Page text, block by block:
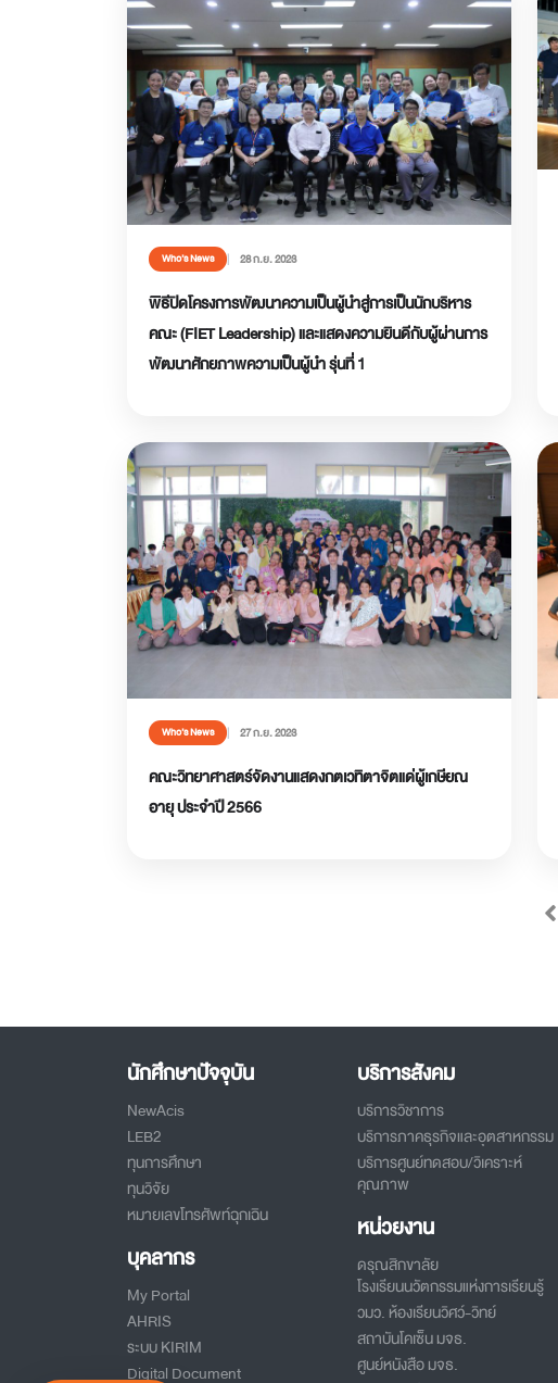
Who’s News 28 ก.ย. 2023
พิธีปิดโครงการพัฒนาความเป็นผู้นำสู่การเป็นนักบริหาร
คณะ (FIET Leadership) และแสดงความยินดีกับผู้ผ่านการ
พัฒนาศักยภาพความเป็นผู้นำ รุ่นที่ 1
Who’s News 27 ก.ย. 2023
คณะวิทยาศาสตร์จัดงานแสดงกตเวทิตาจิตแด่ผู้เกษียณ
อายุ ประจำปี 2566
นักศึกษาปัจจุบัน
NewAcis
LEB2
ทุนการศึกษา
ทุนวิจัย
หมายเลขโทรศัพท์ฉุกเฉิน
บุคลากร
My Portal
AHRIS
ระบบ KIRIM
Digital Document
บริการสังคม
บริการวิชาการ
บริการภาคธุรกิจและอุตสาหกรรม
บริการศูนย์ทดสอบ/วิเคราะห์
คุณภาพ
หน่วยงาน
ดรุณสิกขาลัย
โรงเรียนนวัตกรรมแห่งการเรียนรู้
วมว. ห้องเรียนวิศว์-วิทย์
สถาบันโคเซ็น มจธ.
ศูนย์หนังสือ มจธ.